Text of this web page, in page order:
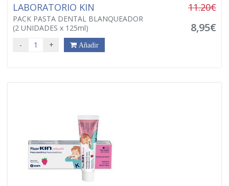
LABORATORIO KIN
PACK PASTA DENTAL BLANQUEADOR
(2 UNIDADES x 125ml)
11.20€
8,95€
- + Añadir